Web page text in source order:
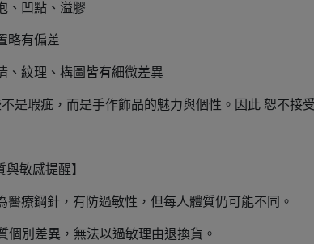
、凹點、溢膠
略有偏差
、紋理、構圖皆有細微差異
是瑕疵，而是手作飾品的魅力與個性。因此 恕不接
敏感提醒】
醫療鋼針，有防過敏性，但每人體質仍可能不同。
個別差異，無法以過敏理由退換貨。